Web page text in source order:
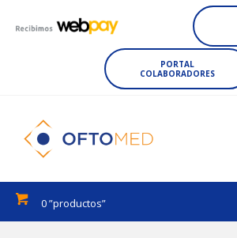
PORTAL
COLABORADORES
0 ”productos”